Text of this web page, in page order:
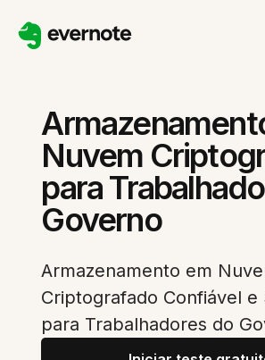
Nuvem
para
Governo
Armazenamento em
Criptografado Confiável e
para Trabalhadores do